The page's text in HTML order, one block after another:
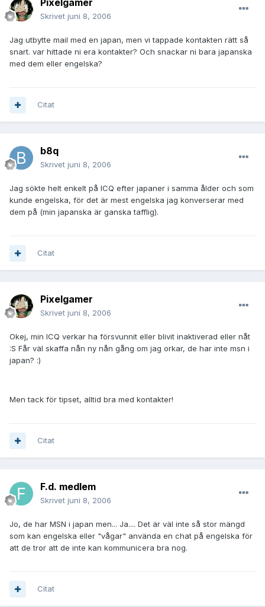
Pixelgamer
Skrivet juni 8, 2006
Jag utbytte mail med en japan, men vi tappade kontakten rätt så
snart. var hittade ni era kontakter? Och snackar ni bara japanska
med dem eller engelska?
Citat
b8q
Skrivet juni 8, 2006
Jag sökte helt enkelt på ICQ efter japaner i samma ålder och som
kunde engelska, för det är mest engelska jag konverserar med
dem på (min japanska är ganska tafflig).
Citat
Pixelgamer
Skrivet juni 8, 2006
Okej, min ICQ verkar ha försvunnit eller blivit inaktiverad eller nåt
:S Får väl skaffa nån ny nån gång om jag orkar, de har inte msn i
japan? :)
Men tack för tipset, alltid bra med kontakter!
Citat
F.d. medlem
Skrivet juni 8, 2006
Jo, de har MSN i japan men... Ja.... Det är väl inte så stor mängd
som kan engelska eller "vågar" använda en chat på engelska för
att de tror att de inte kan kommunicera bra nog.
Citat